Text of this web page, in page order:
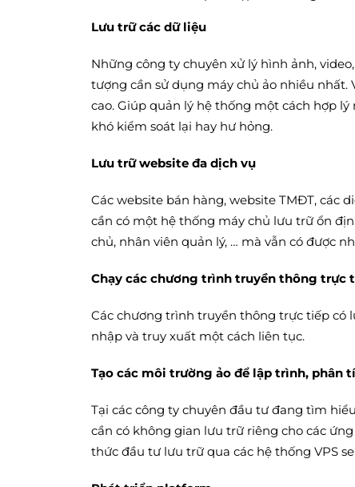
Lưu trữ các dữ liệu
Những công ty chuyên xử lý hình ảnh,
tượng cần sử dụng máy chủ ảo nhiều nhất.
cao. Giúp quản lý hệ thống một cách hợp
khó kiểm soát lại hay hư hỏng.
Lưu trữ website đa dịch vụ
Các website bán hàng, website TMĐT, các
cần có một hệ thống máy chủ lưu trữ ổn
chủ, nhân viên quản lý, … mà vẫn có được
Chạy các chương trình truyền thông trực
Các chương trình truyền thông trực tiếp có
nhập và truy xuất một cách liên tục.
Tạo các môi trường ảo để lập trình, phân
Tại các công ty chuyên đầu tư đang tìm
cần có không gian lưu trữ riêng cho các
thức đầu tư lưu trữ qua các hệ thống VPS